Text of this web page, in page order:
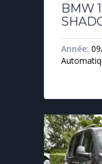
BMW
Année: